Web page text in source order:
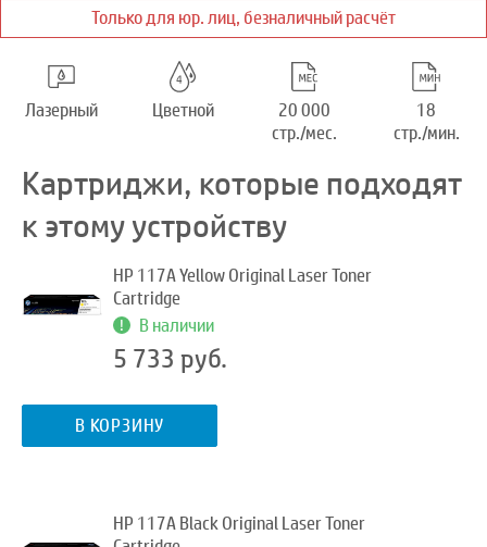
Только для юр. лиц, безналичный расчёт
Лазерный Цветной
20 000
стр./мес.
18
стр./мин.
Картриджи, которые подходят
к этому устройству
HP 117A Yellow Original Laser Toner
Cartridge
В наличии
5 733 руб.
В КОРЗИНУ
HP 117A Black Original Laser Toner